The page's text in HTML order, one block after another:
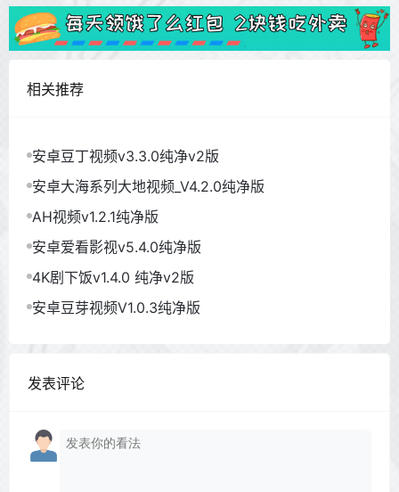
相关推荐
安卓豆丁视频v3.3.0纯净v2版
安卓大海系列大地视频_V4.2.0纯净版
AH视频v1.2.1纯净版
安卓爱看影视v5.4.0纯净版
4K剧下饭v1.4.0 纯净v2版
安卓豆芽视频V1.0.3纯净版
发表评论